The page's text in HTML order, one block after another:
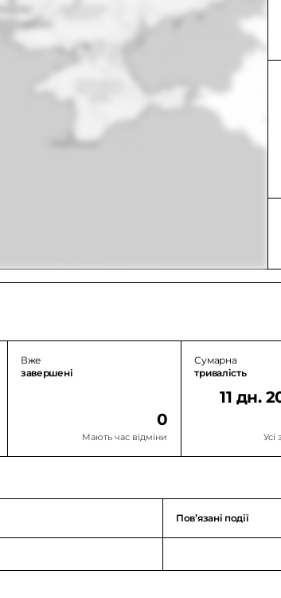
Вже
завершені
0
Мають час відміни
Сумарна
тривалість
11 дн.
Усі
Повʼязані події